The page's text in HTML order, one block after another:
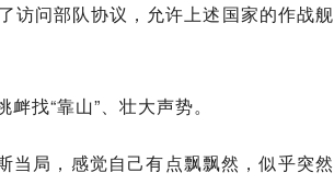
访问部队协议，允许上述国家的作战舰
找“靠山”、壮大声势。
当局，感觉自己有点飘飘然，似乎突然